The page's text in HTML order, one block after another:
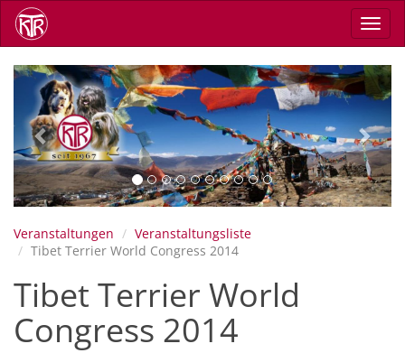
Direkt
zum
Inhalt
Previous Next
Veranstaltungen
Veranstaltungsliste
Tibet Terrier World Congress 2014
Tibet Terrier World
Congress 2014